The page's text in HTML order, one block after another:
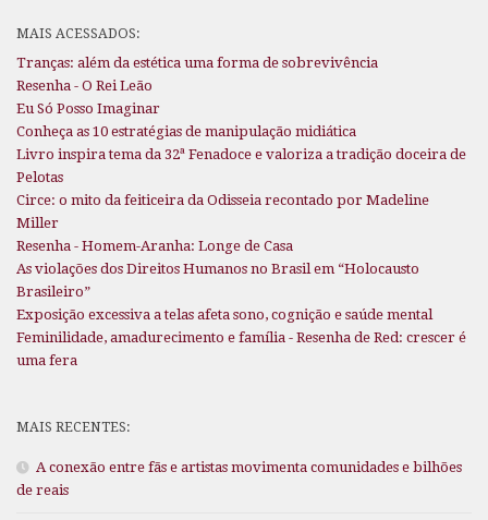
MAIS ACESSADOS:
Tranças: além da estética uma forma de sobrevivência
Resenha - O Rei Leão
Eu Só Posso Imaginar
Conheça as 10 estratégias de manipulação midiática
Livro inspira tema da 32ª Fenadoce e valoriza a tradição doceira de
Pelotas
Circe: o mito da feiticeira da Odisseia recontado por Madeline
Miller
Resenha - Homem-Aranha: Longe de Casa
As violações dos Direitos Humanos no Brasil em “Holocausto
Brasileiro”
Exposição excessiva a telas afeta sono, cognição e saúde mental
Feminilidade, amadurecimento e família - Resenha de Red: crescer é
uma fera
MAIS RECENTES:
A conexão entre fãs e artistas movimenta comunidades e bilhões
de reais